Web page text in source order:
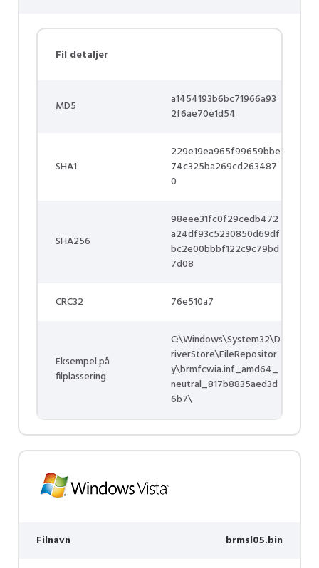
Fil detaljer
MD5
a1454193b6bc71966a93
2f6ae70e1d54
SHA1
229e19ea965f99659bbe
74c325ba269cd263487
0
SHA256
98eee31fc0f29cedb472
a24df93c5230850d69df
bc2e00bbbf122c9c79bd
7d08
CRC32 76e510a7
Eksempel på
filplassering
C:\Windows\System32\D
riverStore\FileRepositor
y\brmfcwia.inf_amd64_
neutral_817b8835aed3d
6b7\
Filnavn brmsl05.bin